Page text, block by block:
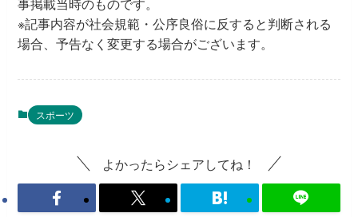
※記事内容が社会規範・公序良俗に反すると判断される
場合、予告なく変更する場合がございます。
スポーツ
よかったらシェアしてね！